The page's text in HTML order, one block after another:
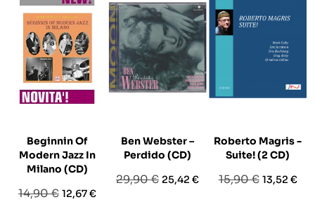
Beginnin Of
Modern Jazz In
Milano (CD)
Prezzo
14,90 € Prezzo
12,67 €
Ben Webster ‎–
Perdido (CD)
Prezzo
29,90 € Prezzo
25,42 €
Roberto Magris -
Suite! (2 CD)
Prezzo
15,90 € Prezzo
13,52 €